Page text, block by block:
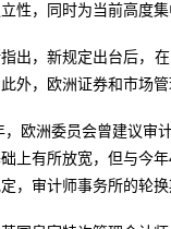
性，同时为当前高度
出，新规定出台后，
外，欧洲证券和市场
，欧洲委员会曾建议审
上有所放宽，但与今
，审计师事务所的轮